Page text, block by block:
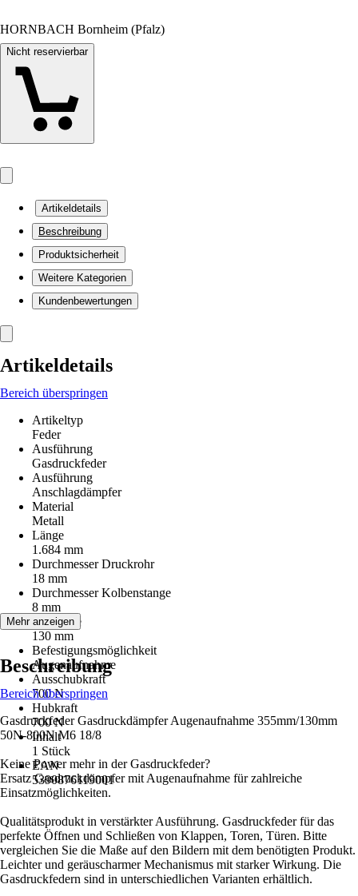
HORNBACH Bornheim (Pfalz)
Nicht reservierbar
Artikeldetails
Beschreibung
Produktsicherheit
Weitere Kategorien
Kundenbewertungen
Artikeldetails
Bereich überspringen
Artikeltyp
Feder
Ausführung
Gasdruckfeder
Ausführung
Anschlagdämpfer
Material
Metall
Länge
1.684 mm
Durchmesser Druckrohr
18 mm
Durchmesser Kolbenstange
8 mm
Hublänge
130 mm
Befestigungsmöglichkeit
Augenaufnahme
Ausschubkraft
700 N
Hubkraft
700 N
Inhalt
1 Stück
EAN
5390876119001
Mehr anzeigen
Beschreibung
Bereich überspringen
Gasdruckfeder Gasdruckdämpfer Augenaufnahme 355mm/130mm
50N-800N M6 18/8
Keine Power mehr in der Gasdruckfeder?
Ersatz Gasdruckdämpfer mit Augenaufnahme für zahlreiche
Einsatzmöglichkeiten.
Qualitätsprodukt in verstärkter Ausführung. Gasdruckfeder für das
perfekte Öffnen und Schließen von Klappen, Toren, Türen. Bitte
vergleichen Sie die Maße auf den Bildern mit dem benötigten Produkt.
Leichter und geräuscharmer Mechanismus mit starker Wirkung. Die
Gasdruckfedern sind in unterschiedlichen Varianten erhältlich.